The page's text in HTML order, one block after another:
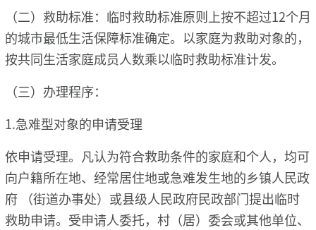
（二）救助标准：临时救助标准原则上按不超过12个月
的城市最低生活保障标准确定。以家庭为救助对象的，
按共同生活家庭成员人数乘以临时救助标准计发。
（三）办理程序：
1.急难型对象的申请受理
依申请受理。凡认为符合救助条件的家庭和个人，均可
向户籍所在地、经常居住地或急难发生地的乡镇人民政
府 （街道办事处）或县级人民政府民政部门提出临时
救助申请。受申请人委托，村（居）委会或其他单位、